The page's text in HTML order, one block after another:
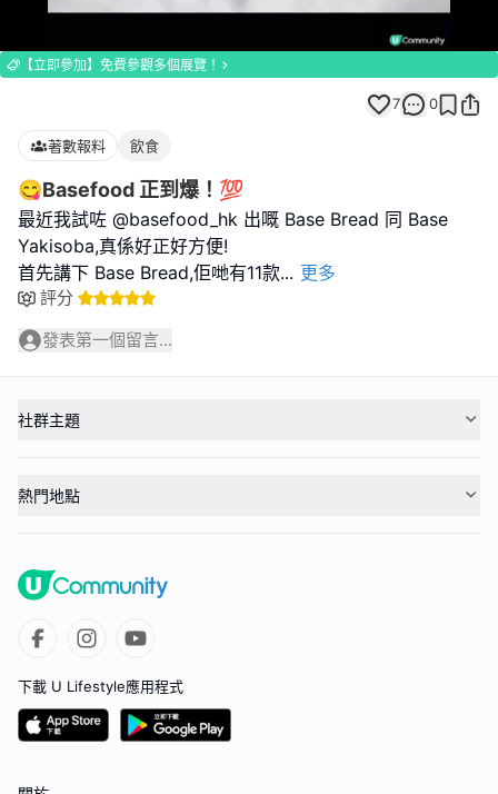
100.00%
Unmute
【立即參加】免費參觀多個展覽！
7 0
著數報料 飲食
😋Basefood 正到爆！💯
最近我試咗 @basefood_hk 出嘅 Base Bread 同 Base
Yakisoba,真係好正好方便!
首先講下 Base Bread,佢哋有11款... 更多
評分
發表第一個留言...
社群主題
熱門地點
下載 U Lifestyle應用程式